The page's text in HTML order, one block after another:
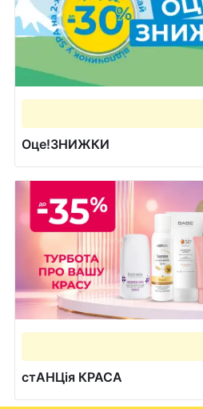
Оце!ЗНИЖКИ
стАНЦія КРАСА